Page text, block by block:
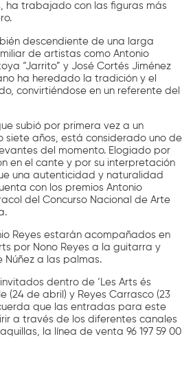
ha trabajado con las figuras más
descendiente de una larga
de artistas como Antonio
“Jarrito” y José Cortés Jiménez
ha heredado la tradición y el
convirtiéndose en un referente del
subió por primera vez a un
siete años, está considerado uno de
del momento. Elogiado por
en el cante y por su interpretación
una autenticidad y naturalidad
con los premios Antonio
del Concurso Nacional de Arte
Reyes estarán acompañados en
por Nono Reyes a la guitarra y
Núñez a las palmas.
dentro de ‘Les Arts és
(24 de abril) y Reyes Carrasco (23
que las entradas para este
a través de los diferentes canales
la línea de venta 96 197 59 00